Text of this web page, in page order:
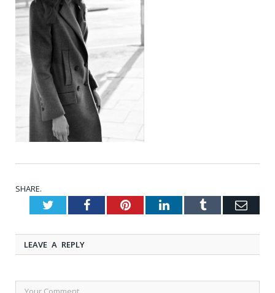
SHARE.
TwitterFacebookPinterestLinkedInTumblr
LEAVE A REPLY